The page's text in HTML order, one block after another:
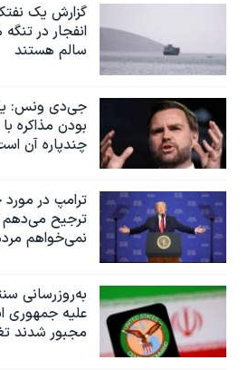
گزارش یک
انفجار در
سالم هستند
جی‌دی ونس:
بودن مذاکره
چندپاره آن
ترامپ در
ترجیح
نمی‌خواهم
به‌روزرسانی
مجبور شدند